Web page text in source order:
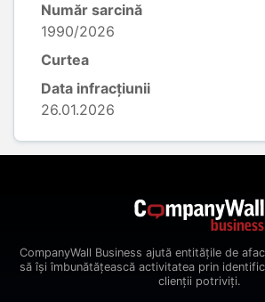
Număr sarcină
1990/2026
Curtea
Data infracțiunii
26.01.2026
CompanyWall Business ajută entitățile de
să își îmbunătățească activitatea prin
clienții potriviți.